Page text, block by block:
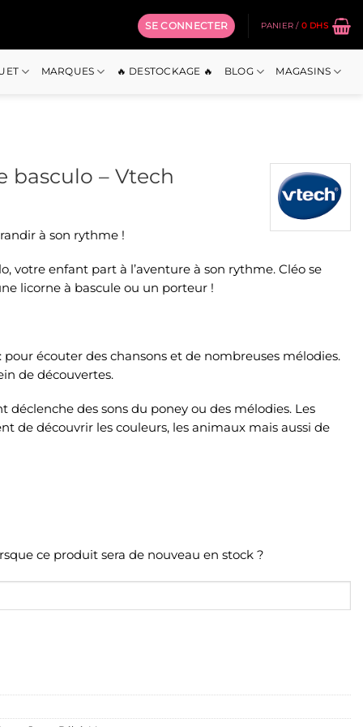
SE CONNECTER PANIER / 0 DHS
MARQUES 🔥 DESTOCKAGE 🔥 BLOG MAGASINS
basculo – Vtech
à son rythme !
votre enfant part à l’aventure à son rythme. Cléo se
licorne à bascule ou un porteur !
pour écouter des chansons et de nombreuses mélodies.
de découvertes.
des sons du poney ou des mélodies. Les
de découvrir les couleurs, les animaux mais aussi de
ce produit sera de nouveau en stock ?